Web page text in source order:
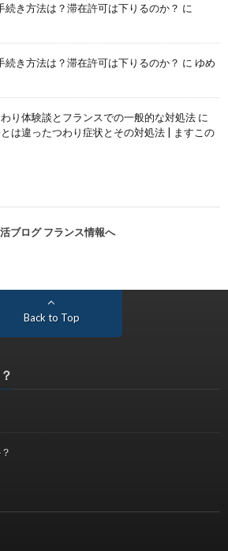
続き方法は？滞在許可は下りるのか？ に
続き方法は？滞在許可は下りるのか？ に ゆめ
わり体験談とフランスでの一般的な対処法 に
とは違ったつわり症状とその対処法 | ますこの
Back to Top